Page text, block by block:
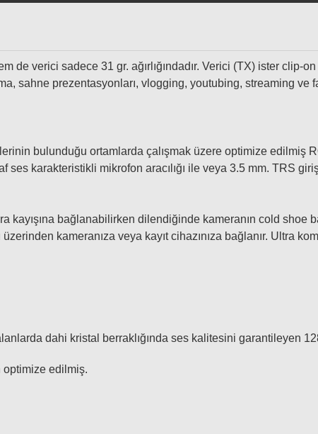
de verici sadece 31 gr. ağırlığındadır. Verici (TX) ister clip-
sahne prezentasyonları, vlogging, youtubing, streaming ve
bulunduğu ortamlarda çalışmak üzere optimize edilmiş
karakteristikli mikrofon aracılığı ile veya 3.5 mm. TRS
kayışına bağlanabilirken dilendiğinde kameranın cold shoe
kameranıza veya kayıt cihazınıza bağlanır. Ultra
dahi kristal berraklığında ses kalitesini garantileyen
optimize edilmiş.